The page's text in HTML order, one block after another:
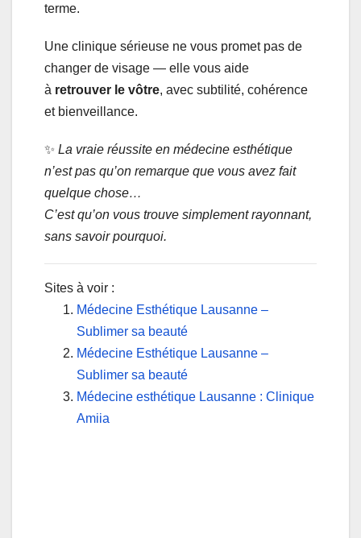
terme.
Une clinique sérieuse ne vous promet pas de
changer de visage — elle vous aide
à retrouver le vôtre, avec subtilité, cohérence
et bienveillance.
✨ La vraie réussite en médecine esthétique
n’est pas qu’on remarque que vous avez fait
quelque chose…
C’est qu’on vous trouve simplement rayonnant,
sans savoir pourquoi.
Sites à voir :
Médecine Esthétique Lausanne –
Sublimer sa beauté
Médecine Esthétique Lausanne –
Sublimer sa beauté
Médecine esthétique Lausanne : Clinique
Amiia